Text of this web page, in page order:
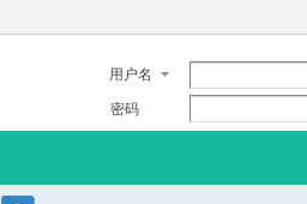
用户名
密码